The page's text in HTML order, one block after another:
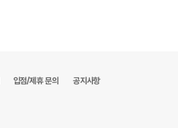
입점/제휴 문의 공지사항